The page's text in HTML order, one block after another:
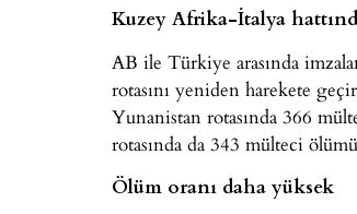
Kuzey Afrika-İtalya
AB ile Türkiye arasında
rotasını yeniden harekete
Yunanistan rotasında 366
rotasında da 343 mülteci
Ölüm oranı daha yüksek